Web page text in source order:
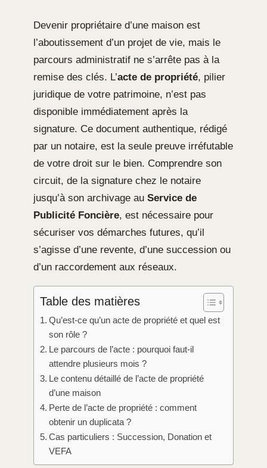
Devenir propriétaire d’une maison est
l’aboutissement d’un projet de vie, mais le
parcours administratif ne s’arrête pas à la
remise des clés. L’acte de propriété, pilier
juridique de votre patrimoine, n’est pas
disponible immédiatement après la
signature. Ce document authentique, rédigé
par un notaire, est la seule preuve irréfutable
de votre droit sur le bien. Comprendre son
circuit, de la signature chez le notaire
jusqu’à son archivage au Service de
Publicité Foncière, est nécessaire pour
sécuriser vos démarches futures, qu’il
s’agisse d’une revente, d’une succession ou
d’un raccordement aux réseaux.
Table des matières
Qu’est-ce qu’un acte de propriété et quel est
son rôle ?
Le parcours de l’acte : pourquoi faut-il
attendre plusieurs mois ?
Le contenu détaillé de l’acte de propriété
d’une maison
Perte de l’acte de propriété : comment
obtenir un duplicata ?
Cas particuliers : Succession, Donation et
VEFA